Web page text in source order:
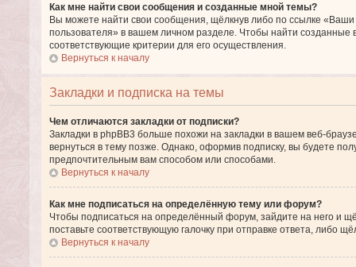
Как мне найти свои сообщения и созданные мной темы?
Вы можете найти свои сообщения, щёлкнув либо по ссылке
пользователя» в вашем личном разделе. Чтобы найти созданные
соответствующие критерии для его осуществления.
Вернуться к началу
Закладки и подписка на темы
Чем отличаются закладки от подписки?
Закладки в phpBB3 больше похожи на закладки в вашем веб-
вернуться в тему позже. Однако, оформив подписку, вы будете
предпочтительным вам способом или способами.
Вернуться к началу
Как мне подписаться на определённую тему или форум?
Чтобы подписаться на определённый форум, зайдите на него и
поставьте соответствующую галочку при отправке ответа, либо
Вернуться к началу